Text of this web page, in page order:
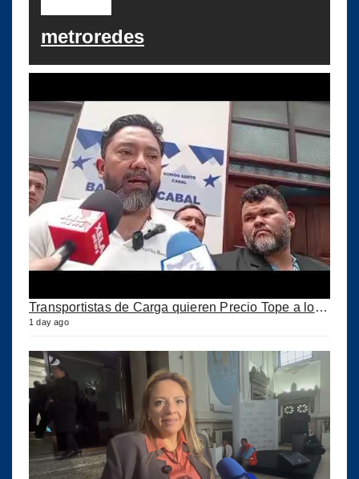
metroredes
Transportistas de Carga quieren Precio Tope a los combustibles
1 day ago